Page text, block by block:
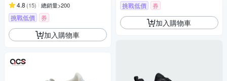
4.8 (15) 總銷量>200
挑戰低價 券
加入購物車
挑戰低價 券
加入購物車